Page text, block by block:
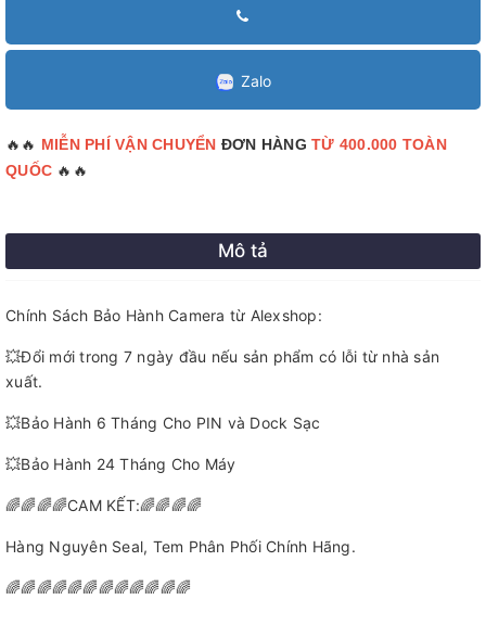
Zalo
🔥🔥 MIỄN PHÍ VẬN CHUYỂN ĐƠN HÀNG TỪ 400.000 TOÀN
QUỐC 🔥🔥
Mô tả
Chính Sách Bảo Hành Camera từ Alexshop:
💥Đổi mới trong 7 ngày đầu nếu sản phẩm có lỗi từ nhà sản
xuất.
💥Bảo Hành 6 Tháng Cho PIN và Dock Sạc
💥Bảo Hành 24 Tháng Cho Máy
🌈🌈🌈🌈CAM KẾT:🌈🌈🌈🌈
Hàng Nguyên Seal, Tem Phân Phối Chính Hãng.
🌈🌈🌈🌈🌈🌈🌈🌈🌈🌈🌈🌈